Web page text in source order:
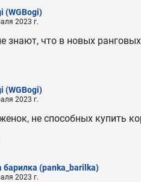
(WGBogi)
2023 г.
знают, что в новых
(WGBogi)
2023 г.
не способных купить
барилка (panka_barilka)
2023 г.